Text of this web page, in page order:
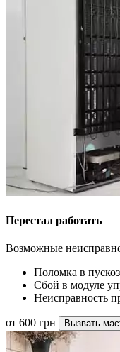
Перестал работать
Возможные
Поломка в
Сбой в модуле
Неисправность
от 600 грн Вызвать